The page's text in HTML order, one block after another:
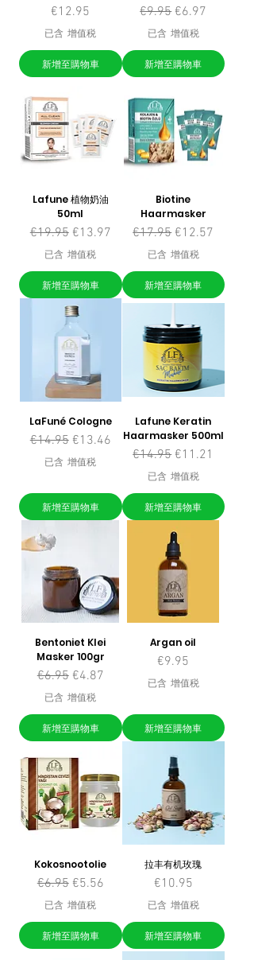
價格
€12.95
已含 增值税
新增至購物車
一般價格
€9.95 促銷價格
€6.97
已含 增值税
新增至購物車
Lafune 植物奶油
50ml
一般價格
€19.95 促銷價格
€13.97
已含 增值税
新增至購物車
Biotine
Haarmasker
一般價格
€17.95 促銷價格
€12.57
已含 增值税
新增至購物車
LaFuné Cologne
一般價格
€14.95 促銷價格
€13.46
已含 增值税
新增至購物車
Lafune Keratin
Haarmasker 500ml
一般價格
€14.95 促銷價格
€11.21
已含 增值税
新增至購物車
Bentoniet Klei
Masker 100gr
一般價格
€6.95 促銷價格
€4.87
已含 增值税
新增至購物車
Argan oil
價格
€9.95
已含 增值税
新增至購物車
Kokosnootolie
一般價格
€6.95 促銷價格
€5.56
已含 增值税
新增至購物車
拉丰有机玫瑰
價格
€10.95
已含 增值税
新增至購物車